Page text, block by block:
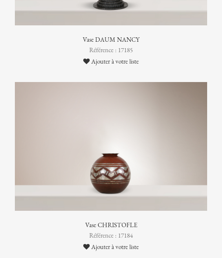
Vase DAUM NANCY
Référence : 17185
Ajouter à votre liste
Vase CHRISTOFLE
Référence : 17184
Ajouter à votre liste